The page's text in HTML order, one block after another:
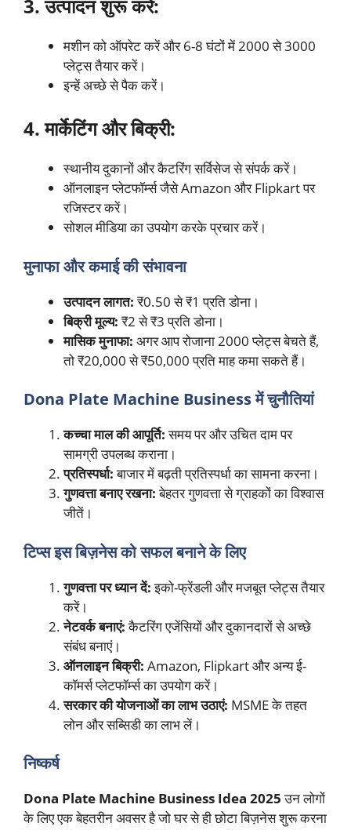
3. उत्पादन शुरू करें:
मशीन को ऑपरेट करें और 6-8 घंटों में 2000 से 3000
प्लेट्स तैयार करें।
इन्हें अच्छे से पैक करें।
4. मार्केटिंग और बिक्री:
स्थानीय दुकानों और कैटरिंग सर्विसेज से संपर्क करें।
ऑनलाइन प्लेटफॉर्म्स जैसे Amazon और Flipkart पर
रजिस्टर करें।
सोशल मीडिया का उपयोग करके प्रचार करें।
मुनाफा और कमाई की संभावना
उत्पादन लागत: ₹0.50 से ₹1 प्रति डोना।
बिक्री मूल्य: ₹2 से ₹3 प्रति डोना।
मासिक मुनाफा: अगर आप रोजाना 2000 प्लेट्स बेचते हैं,
तो ₹20,000 से ₹50,000 प्रति माह कमा सकते हैं।
Dona Plate Machine Business में चुनौतियां
कच्चा माल की आपूर्ति:समय पर और उचित दाम पर
सामग्री उपलब्ध कराना।
प्रतिस्पर्धा:बाजार में बढ़ती प्रतिस्पर्धा का सामना करना।
गुणवत्ता बनाए रखना:बेहतर गुणवत्ता से ग्राहकों का विश्वास
जीतें।
टिप्स इस बिज़नेस को सफल बनाने के लिए
गुणवत्ता पर ध्यान दें:इको-फ्रेंडली और मजबूत प्लेट्स तैयार
करें।
नेटवर्क बनाएं:कैटरिंग एजेंसियों और दुकानदारों से अच्छे
संबंध बनाएं।
ऑनलाइन बिक्री: Amazon, Flipkart और अन्य ई-
कॉमर्स प्लेटफॉर्म्स का उपयोग करें।
सरकार की योजनाओं का लाभ उठाएं: MSME के तहत
लोन और सब्सिडी का लाभ लें।
निष्कर्ष
Dona Plate Machine Business Idea 2025उन लोगों
के लिए एक बेहतरीन अवसर है जो घर से ही छोटा बिज़नेस शुरू करना